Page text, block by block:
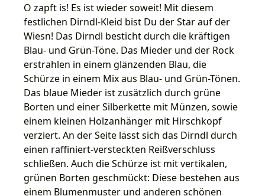
O zapft is! Es ist wieder soweit! Mit diesem
festlichen Dirndl-Kleid bist Du der Star auf der
Wiesn! Das Dirndl besticht durch die kräftigen
Blau- und Grün-Töne. Das Mieder und der Rock
erstrahlen in einem glänzenden Blau, die
Schürze in einem Mix aus Blau- und Grün-Tönen.
Das blaue Mieder ist zusätzlich durch grüne
Borten und einer Silberkette mit Münzen, sowie
einem kleinen Holzanhänger mit Hirschkopf
verziert. An der Seite lässt sich das Dirndl durch
einen raffiniert-versteckten Reißverschluss
schließen. Auch die Schürze ist mit vertikalen,
grünen Borten geschmückt: Diese bestehen aus
einem Blumenmuster und anderen schönen